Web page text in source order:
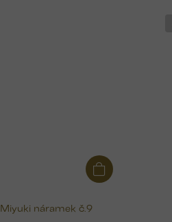
Miyuki náramek č.9